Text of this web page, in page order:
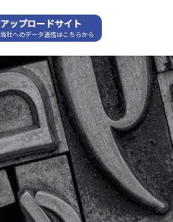
アップロードサイト
当社へのデータ送信はこちらから